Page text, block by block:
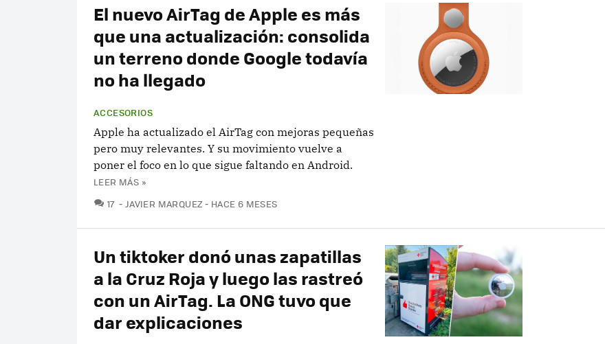
El nuevo AirTag de Apple es más
que una actualización: consolida
un terreno donde Google todavía
no ha llegado
ACCESORIOS
Apple ha actualizado el AirTag con mejoras pequeñas
pero muy relevantes. Y su movimiento vuelve a
poner el foco en lo que sigue faltando en Android.
LEER MÁS »
17 COMENTARIOS
JAVIER MARQUEZ HACE 6 MESES
Un tiktoker donó unas zapatillas
a la Cruz Roja y luego las rastreó
con un AirTag. La ONG tuvo que
dar explicaciones